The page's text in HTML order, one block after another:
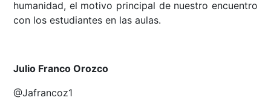
humanidad, el motivo principal de nuestro encuentro
con los estudiantes en las aulas.
Julio Franco Orozco
@Jafrancoz1